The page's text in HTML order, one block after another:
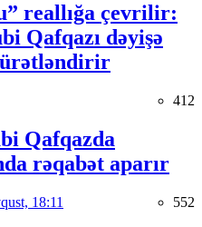
reallığa çevrilir:
Qafqazı dəyişə
412
Qafqazda
rəqabət aparır
18:11 552